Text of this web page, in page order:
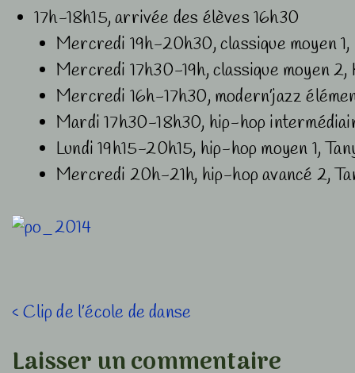
17h-18h15, arrivée des élèves 16h30
Mercredi 19h-20h30, classique moyen 1,
Mercredi 17h30-19h, classique moyen 2,
Mercredi 16h-17h30, modern’jazz
Mardi 17h30-18h30, hip-hop
Lundi 19h15-20h15, hip-hop moyen 1,
Mercredi 20h-21h, hip-hop avancé 2,
Navigation
de
Previous
is
‹ Clip de l’école de danse
Laisser un commentaire